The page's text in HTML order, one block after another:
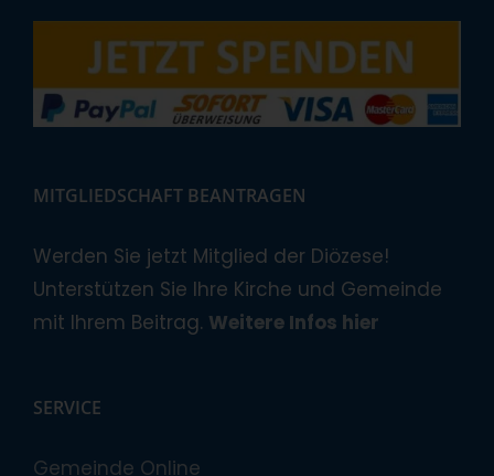
MITGLIEDSCHAFT BEANTRAGEN
Werden Sie jetzt Mitglied der Diözese!
Unterstützen Sie Ihre Kirche und Gemeinde
mit Ihrem Beitrag. Weitere Infos hier
SERVICE
Gemeinde Online